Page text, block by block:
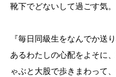
靴下でどないして過ごす気。
『毎日同級生をなんでか送
あるわたしの心配をよそに
ゃぶと大股で歩きまわって